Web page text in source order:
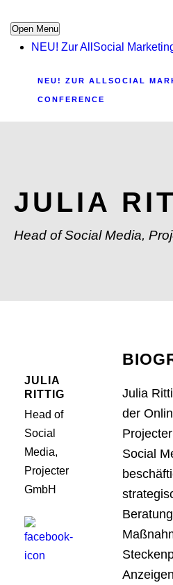
Open Menu
NEU! Zur AllSocial
NEU! ZUR ALLSOCIAL
CONFERENCE
JULIA
Head of Social Media,
JULIA
RITTIG
Head of
Social
Media,
Projecter
GmbH
Julia
der
Social